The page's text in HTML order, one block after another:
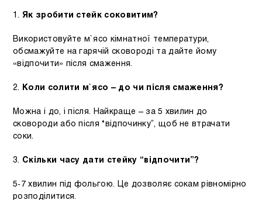
1. Як зробити стейк соковитим?
Використовуйте м`ясо кімнатної температури,
обсмажуйте на гарячій сковороді та дайте йому
«відпочити» після смаження.
2. Коли солити м`ясо – до чи після смаження?
Можна і до, і після. Найкраще – за 5 хвилин до
сковороди або після “відпочинку”, щоб не втрачати
соки.
3. Скільки часу дати стейку “відпочити”?
5-7 хвилин під фольгою. Це дозволяє сокам рівномірно
розподілитися.